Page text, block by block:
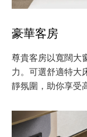
豪華客房
尊貴客房以寬闊大
力。可選舒適特大
靜氛圍，助你享受